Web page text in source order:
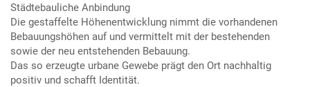
Städtebauliche Anbindung
Die gestaffelte Höhenentwicklung nimmt die vorhandenen
Bebauungshöhen auf und vermittelt mit der bestehenden
sowie der neu entstehenden Bebauung.
Das so erzeugte urbane Gewebe prägt den Ort nachhaltig
positiv und schafft Identität.